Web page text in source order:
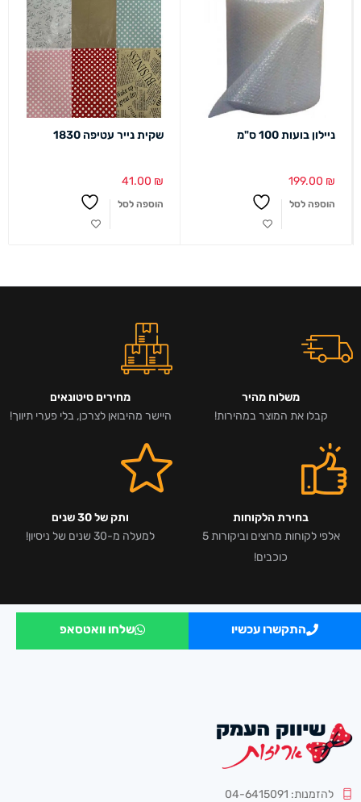
ניילון בועות 100 ס"מ
199.00 ₪
הוספה לסל
שקית נייר עטיפה 1830
41.00 ₪
הוספה לסל
משלוח מהיר
קבלו את המוצר במהירות!
מחירים סיטונאים
היישר מהיבואן לצרכן, בלי פערי תיווך!
בחירת הלקוחות
אלפי לקוחות מרוצים וביקורות 5
כוכבים!
ותק של 30 שנים
למעלה מ-30 שנים של ניסיון!
התקשרו עכשיו שלחו וואטסאפ
להזמנות: 04-6415091